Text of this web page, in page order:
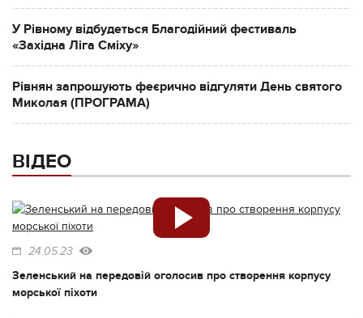
У Рівному відбудеться Благодійний фестиваль
«Західна Ліга Сміху»
Рівнян запрошують феєрично відгуляти День святого
Миколая (ПРОГРАМА)
ВІДЕО
24.05.23
Зеленський на передовій оголосив про створення корпусу
морської піхоти